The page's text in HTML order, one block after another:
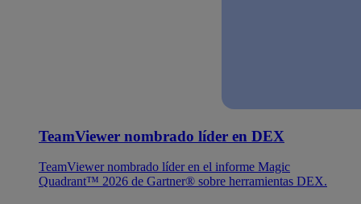
TeamViewer nombrado líder en DEX
TeamViewer nombrado líder en el informe Magic
Quadrant™ 2026 de Gartner® sobre herramientas DEX.